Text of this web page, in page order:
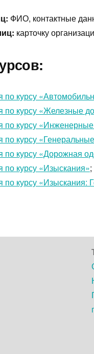
ФИО, контактные
карточку
курсу
по курсу «Железные
по курсу «Инженерные
по курсу
по курсу «Дорожная
курсу «Изыскания»;
курсу «Изыскания: